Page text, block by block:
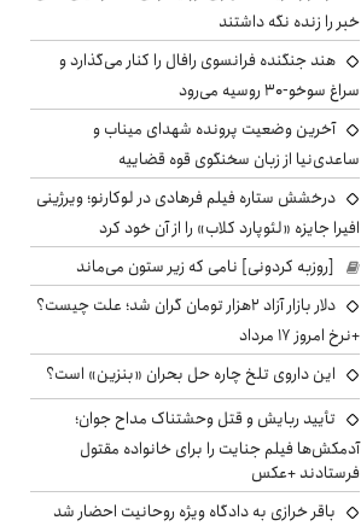
خبر را زنده نگه داشتند
هند جنگنده فرانسوی رافال را کنار می‌گذارد و
سراغ سوخو-30 روسیه می‌رود
آخرین وضعیت پرونده شهدای میناب و
ساعدی‌نیا از زبان سخنگوی قوه قضاییه
درخشش ستاره فیلم فرهادی در لوکارنو؛ ویرژینی
افیرا جایزه «لئوپارد کلاب» را از آن خود کرد
[روزبه کردونی] نامی که زیر ستون می‌ماند
دلار بازار آزاد ۲هزار تومان گران شد؛ علت چیست؟
+نرخ امروز ۱۷ مرداد
این داروی تلخ چاره حل بحران «بنزین» است؟
تأیید ربایش و قتل وحشتناک مداح جوان؛
آدمکش‌ها فیلم جنایت را برای خانواده مقتول
فرستادند +عکس
باقر خرازی به دادگاه ویژه روحانیت احضار شد